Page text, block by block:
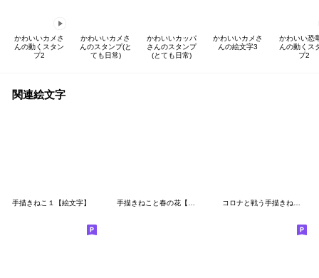
かわいいカメさ
んの動くスタン
プ2
かわいいカメさ
んのスタンプ(と
ても日常)
かわいいカッパ
さんのスタンプ
(とても日常)
かわいいカメさ
んの絵文字3
かわいい恐
んの動くス
プ2
関連絵文字
手描きねこ１【絵文字】